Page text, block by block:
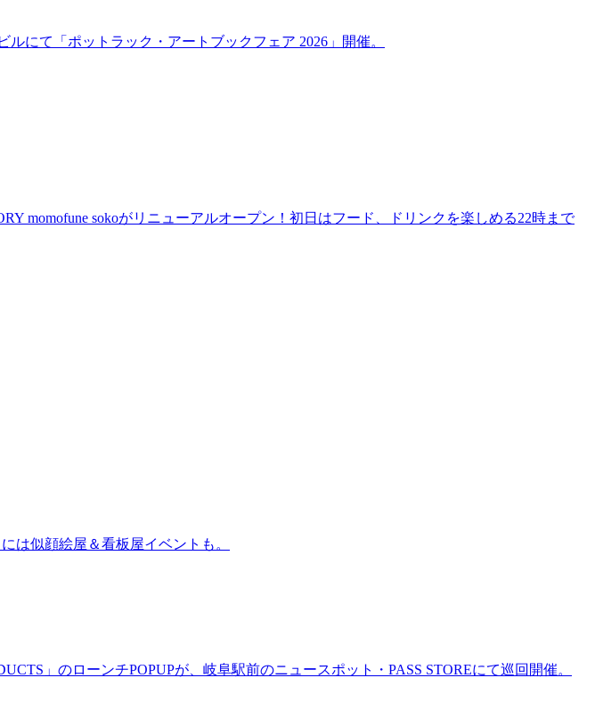
にて「ポットラック・アートブックフェア 2026」開催。
momofune sokoがリニューアルオープン！初日はフード、ドリンクを楽しめる22時まで
は似顔絵屋＆看板屋イベントも。
」のローンチPOPUPが、岐阜駅前のニュースポット・PASS STOREにて巡回開催。